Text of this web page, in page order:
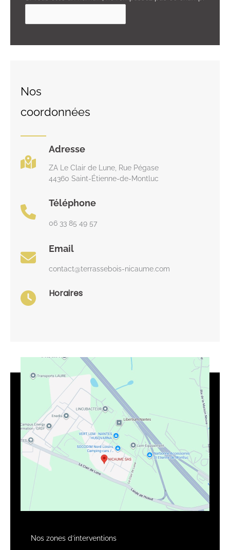
Nos
coordonnées
Adresse
ZA Le Clair de Lune, Rue Pégase
44360 Saint-Étienne-de-Montluc
Téléphone
06 33 85 49 57
Email
contact@terrassebois-nicaume.com
Horaires
Nos zones d’interventions